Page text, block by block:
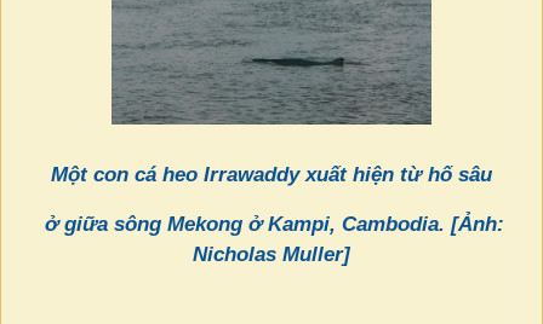
Một con cá heo Irrawaddy xuất hiện từ hố sâu
ở giữa sông Mekong ở Kampi, Cambodia. [Ảnh:
Nicholas Muller]